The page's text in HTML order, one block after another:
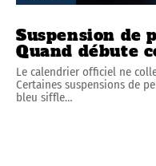
Suspension de
Quand débute
Le calendrier officiel ne
Certaines suspensions de
bleu siffle…